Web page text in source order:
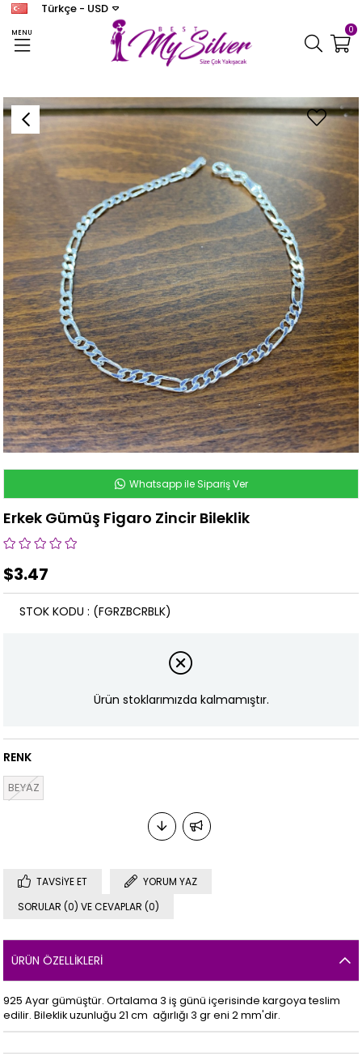
MENU
Türkçe - USD
0
Erkek Gümüş Figaro Zincir Bileklik
Whatsapp ile Sipariş Ver
Erkek Gümüş Figaro Zincir Bileklik
$3.47
(FGRZBCRBLK)
STOK KODU
Ürün stoklarımızda kalmamıştır.
RENK
BEYAZ
TAVSIYE ET
YORUM YAZ
SORULAR (0) VE CEVAPLAR (0)
ÜRÜN ÖZELLIKLERI
925 Ayar gümüştür. Ortalama 3 iş günü içerisinde kargoya teslim
edilir. Bileklik uzunluğu 21 cm ağırlığı 3 gr eni 2 mm'dir.